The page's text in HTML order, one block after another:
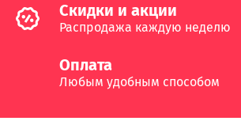
Cкидки и акции
Распродажа каждую неделю
Оплата
Любым удобным способом